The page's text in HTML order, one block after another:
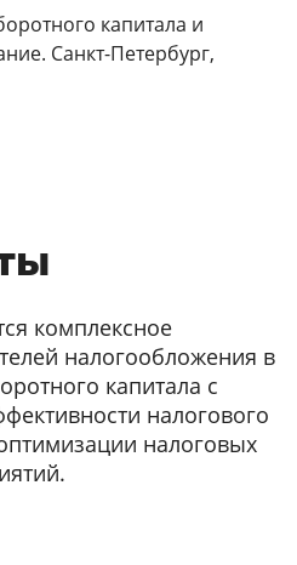
капитала и
Санкт-Петербург,
комплексное
налогообложения в
капитала с
налогового
налоговых